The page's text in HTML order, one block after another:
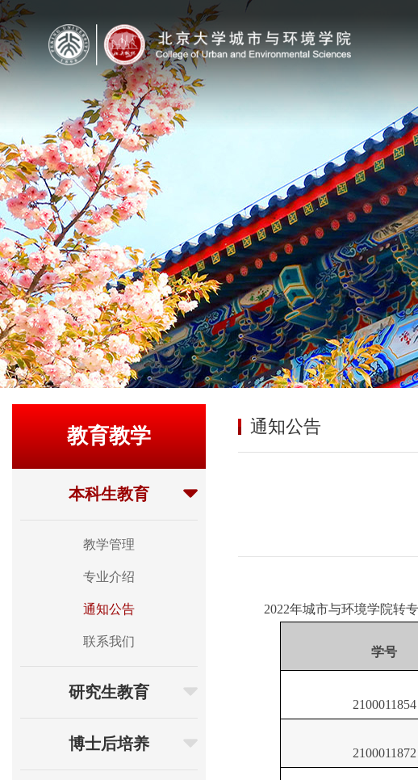
教育教学
本科生教育
教学管理
专业介绍
通知公告
联系我们
研究生教育
博士后培养
通知公告
2022年城市与环境学院转
学号
2100011854
2100011872